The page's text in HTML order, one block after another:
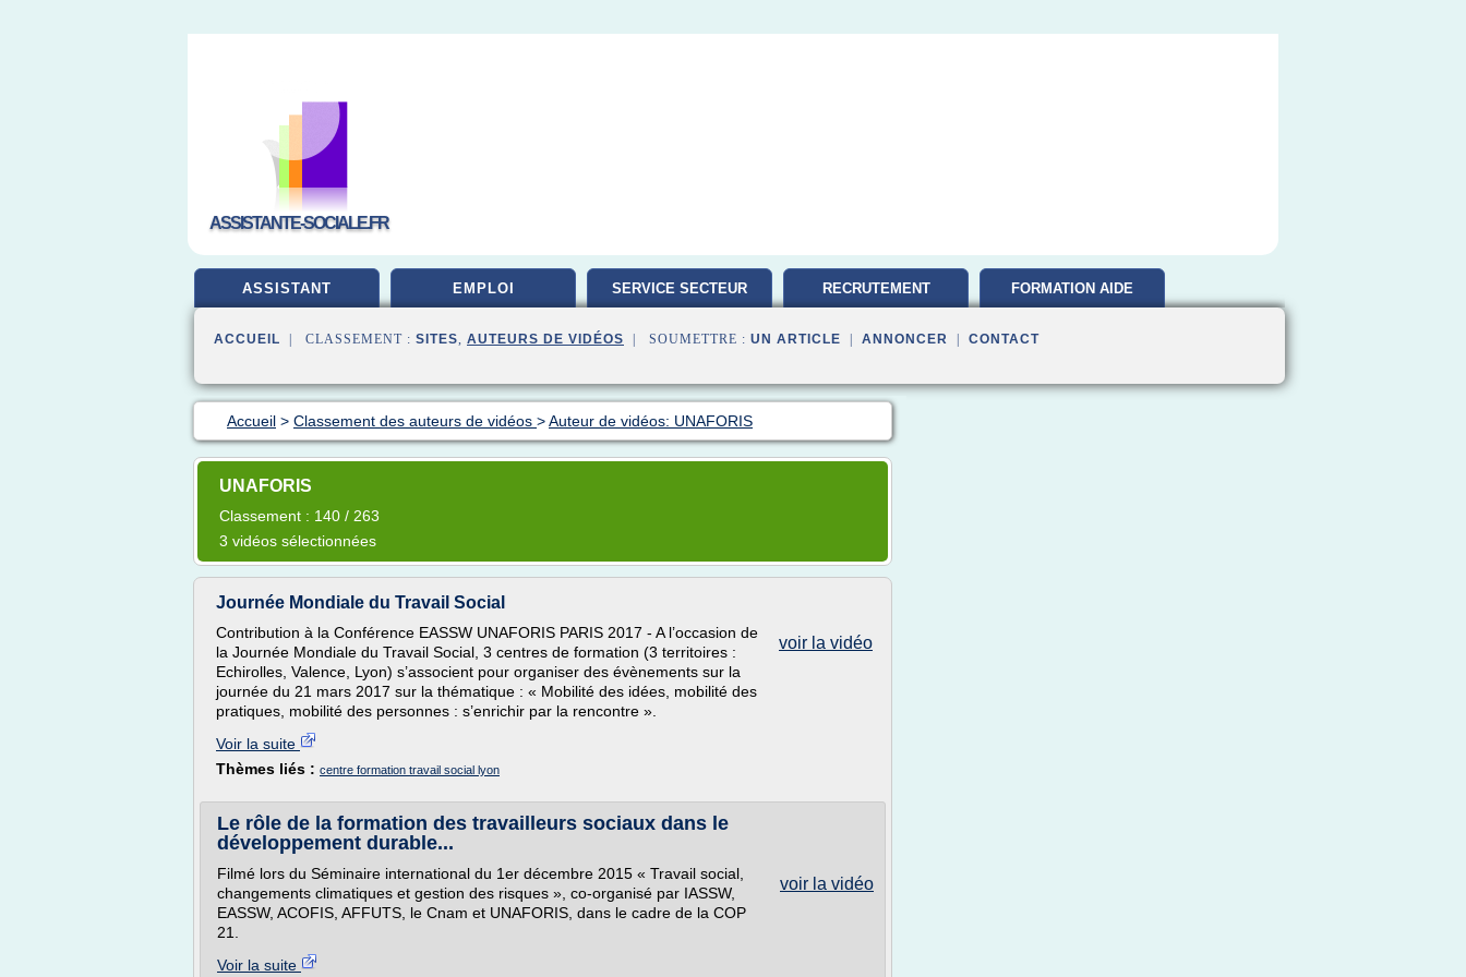
ASSISTANTE-SOCIALE.FR
ASSISTANT EMPLOI SERVICE SECTEUR RECRUTEMENT FORMATION AIDE
ACCUEIL | CLASSEMENT : SITES, AUTEURS DE VIDÉOS | SOUMETTRE : UN ARTICLE ANNONCER CONTACT
Accueil > Classement des auteurs de vidéos >Auteur de vidéos: UNAFORIS
UNAFORIS
Classement : 140 / 263
3 vidéos sélectionnées
Journée Mondiale du Travail Social
voir la vidéo
Contribution à la Conférence EASSW UNAFORIS PARIS 2017 - A l’occasion de
la Journée Mondiale du Travail Social, 3 centres de formation (3 territoires :
Echirolles, Valence, Lyon) s’associent pour organiser des évènements sur la
journée du 21 mars 2017 sur la thématique : « Mobilité des idées, mobilité des
pratiques, mobilité des personnes : s’enrichir par la rencontre ».
Voir la suite
Thèmes liés : centre formation travail social lyon
Le rôle de la formation des travailleurs sociaux dans le
développement durable...
voir la vidéo
Filmé lors du Séminaire international du 1er décembre 2015 « Travail social,
changements climatiques et gestion des risques », co-organisé par IASSW,
EASSW, ACOFIS, AFFUTS, le Cnam et UNAFORIS, dans le cadre de la COP
21.
Voir la suite